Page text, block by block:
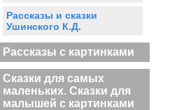
Рассказы и сказки
Ушинского К.Д.
Рассказы с картинками
Сказки для самых
маленьких. Сказки для
малышей с картинками